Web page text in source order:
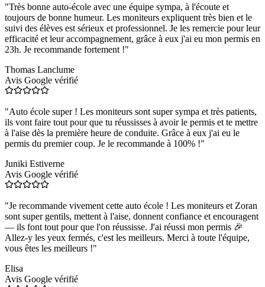
"Très bonne auto-école avec une équipe sympa, à l'écoute et
toujours de bonne humeur. Les moniteurs expliquent très bien et le
suivi des élèves est sérieux et professionnel. Je les remercie pour leur
efficacité et leur accompagnement, grâce à eux j'ai eu mon permis en
23h. Je recommande fortement !"
Thomas Lanclume
Avis Google vérifié
"Auto école super ! Les moniteurs sont super sympa et très patients,
ils vont faire tout pour que tu réussisses à avoir le permis et te mettre
à l'aise dès la première heure de conduite. Grâce à eux j'ai eu le
permis du premier coup. Je le recommande à 100% !"
Juniki Estiverne
Avis Google vérifié
"Je recommande vivement cette auto école ! Les moniteurs et Zoran
sont super gentils, mettent à l'aise, donnent confiance et encouragent
— ils font tout pour que l'on réussisse. J'ai réussi mon permis 🎉
Allez-y les yeux fermés, c'est les meilleurs. Merci à toute l'équipe,
vous êtes les meilleurs !"
Elisa
Avis Google vérifié